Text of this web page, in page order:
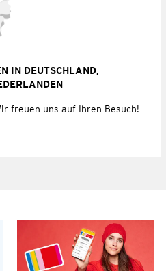
IN DEUTSCHLAND,
freuen uns auf Ihren Besuch!